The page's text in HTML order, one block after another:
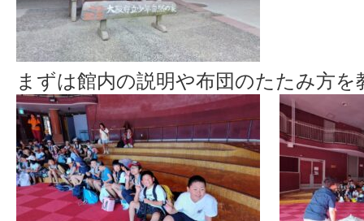
まずは館内の説明や布団のたたみ方